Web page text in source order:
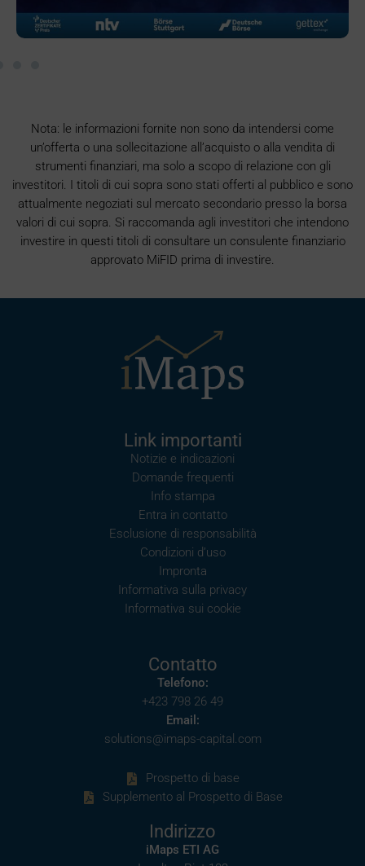
Nota: le informazioni fornite non sono da intendersi come
un’offerta o una sollecitazione all’acquisto o alla vendita di
strumenti finanziari, ma solo a scopo di relazione con gli
investitori. I titoli di cui sopra sono stati offerti al pubblico e sono
attualmente negoziati sul mercato secondario presso la borsa
valori di cui sopra. Si raccomanda agli investitori che intendono
investire in questi titoli di consultare un consulente finanziario
approvato MiFID prima di investire.
Link importanti
Notizie e indicazioni
Domande frequenti
Info stampa
Entra in contatto
Esclusione di responsabilità
Condizioni d’uso
Impronta
Informativa sulla privacy
Informativa sui cookie
Contatto
Telefono:
+423 798 26 49
Email:
solutions@imaps-capital.com
Prospetto di base
Supplemento al Prospetto di Base
Indirizzo
iMaps ETI AG